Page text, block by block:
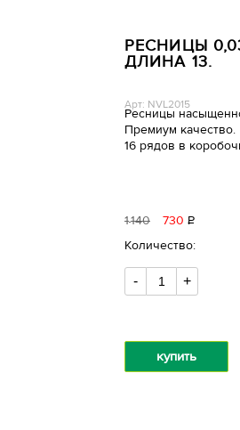
РЕСНИЦЫ
ДЛИНА 13.
Арт: NVL2015
Ресницы
Премиум качество.
16 рядов в
1140 730 Р
Количество:
- +
купить